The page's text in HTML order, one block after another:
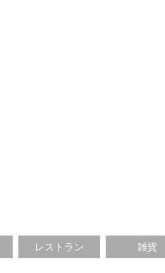
レストラン 雑貨